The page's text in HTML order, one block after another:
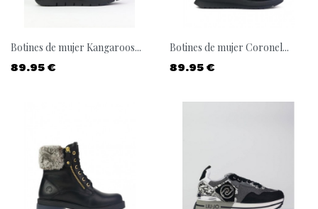
Botines de mujer Kangaroos...
Precio
89.95 €
Botines de mujer Coronel...
Precio
89.95 €